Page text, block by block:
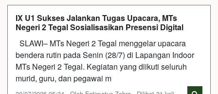
IX U1 Sukses Jalankan Tugas Upacara, MTs
Negeri 2 Tegal Sosialisasikan Presensi Digital
SLAWI– MTs Negeri 2 Tegal menggelar upacara
bendera rutin pada Senin (28/7) di Lapangan Indoor
MTs Negeri 2 Tegal. Kegiatan yang diikuti seluruh
murid, guru, dan pegawai m